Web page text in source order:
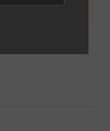
ambiental: o que decidiu o